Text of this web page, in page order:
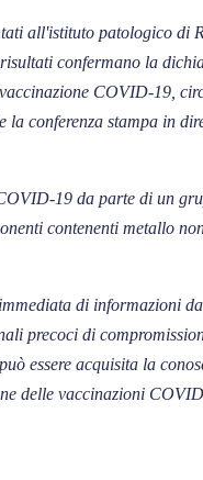
all'istituto patologico di
confermano la
COVID-19,
conferenza stampa in
19 da parte di un
contenenti metallo
di informazioni
precoci di
essere acquisita la
delle vaccinazioni